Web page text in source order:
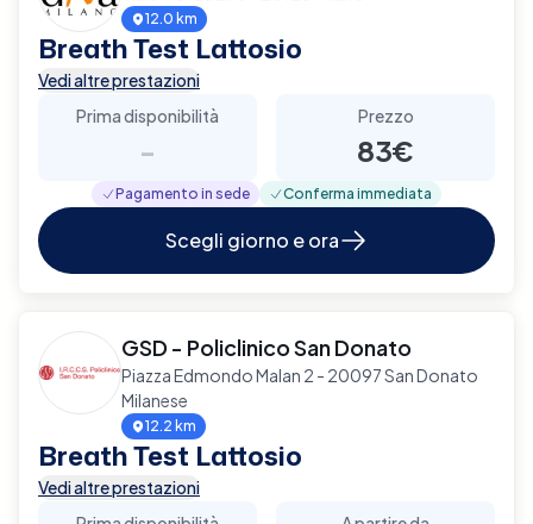
12.0 km
Breath Test Lattosio
Vedi altre prestazioni
Prima disponibilità
-
Prezzo
83€
Pagamento in sede Conferma immediata
Scegli giorno e ora
GSD - Policlinico San Donato
Piazza Edmondo Malan 2 - 20097 San Donato
Milanese
12.2 km
Breath Test Lattosio
Vedi altre prestazioni